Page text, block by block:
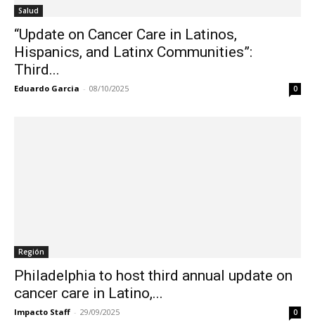
Salud
“Update on Cancer Care in Latinos,
Hispanics, and Latinx Communities”:
Third...
Eduardo Garcia - 08/10/2025 0
Región
Philadelphia to host third annual update on
cancer care in Latino,...
Impacto Staff - 29/09/2025 0